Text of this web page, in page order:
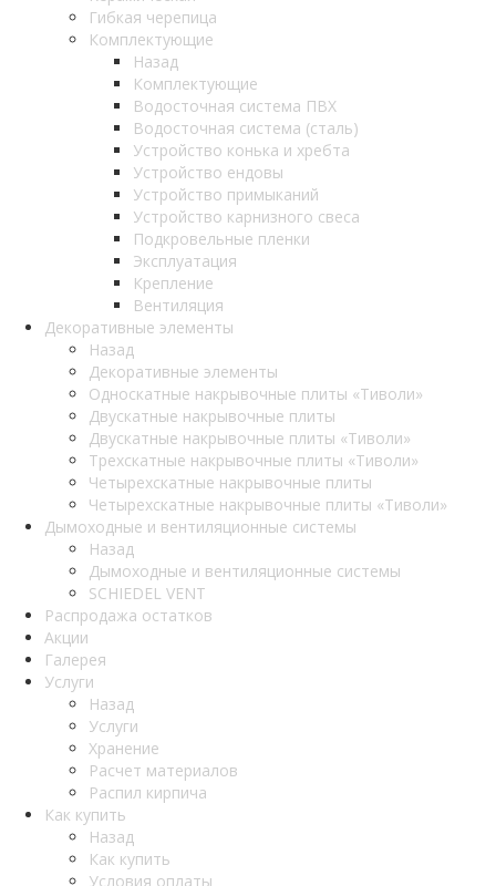
Гибкая черепица
Комплектующие
Назад
Комплектующие
Водосточная система ПВХ
Водосточная система (сталь)
Устройство конька и хребта
Устройство ендовы
Устройство примыканий
Устройство карнизного свеса
Подкровельные пленки
Эксплуатация
Крепление
Вентиляция
Декоративные элементы
Назад
Декоративные элементы
Односкатные накрывочные плиты «Тиволи»
Двускатные накрывочные плиты
Двускатные накрывочные плиты «Тиволи»
Трехскатные накрывочные плиты «Тиволи»
Четырехскатные накрывочные плиты
Четырехскатные накрывочные плиты «Тиволи»
Дымоходные и вентиляционные системы
Назад
Дымоходные и вентиляционные системы
SCHIEDEL VENT
Распродажа остатков
Акции
Галерея
Услуги
Назад
Услуги
Хранение
Расчет материалов
Распил кирпича
Как купить
Назад
Как купить
Условия оплаты